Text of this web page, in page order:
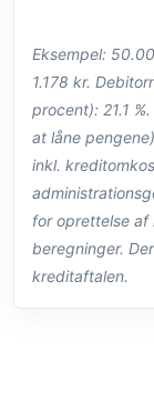
Eksempel:
1.178 kr.
procent): 21.1
at låne
inkl.
for oprettelse af
beregninger.
kreditaftalen.